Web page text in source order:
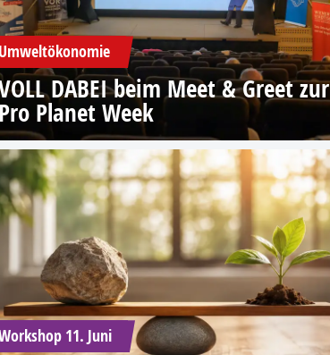
Umweltökonomie
DABEI beim Meet & Greet zur
Pro Planet Week
11. Juni